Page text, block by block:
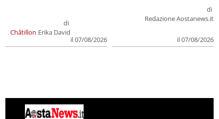
Châtillon
di
Erika David
il 07/08/2026
di
Redazione Aostanews.it
il 07/08/2026